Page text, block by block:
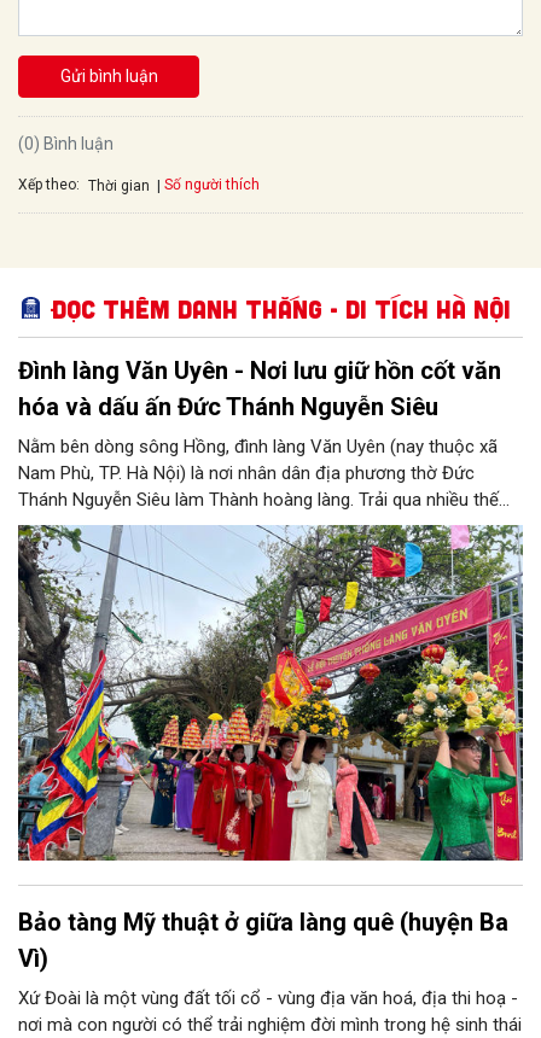
Gửi bình luận
(0) Bình luận
Xếp theo: Thời gian Số người thích
Đọc thêm Danh thắng - Di tích Hà Nội
Đình làng Văn Uyên - Nơi lưu giữ hồn cốt văn
hóa và dấu ấn Đức Thánh Nguyễn Siêu
Nằm bên dòng sông Hồng, đình làng Văn Uyên (nay thuộc xã
Nam Phù, TP. Hà Nội) là nơi nhân dân địa phương thờ Đức
Thánh Nguyễn Siêu làm Thành hoàng làng. Trải qua nhiều thế
hệ, ngôi đình không chỉ là không gian sinh hoạt tín ngưỡng của
cộng đồng dân cư mà còn lưu giữ nhiều giá trị lịch sử, văn hóa.
Bảo tàng Mỹ thuật ở giữa làng quê (huyện Ba
Vì)
Xứ Đoài là một vùng đất tối cổ - vùng địa văn hoá, địa thi hoạ -
nơi mà con người có thể trải nghiệm đời mình trong hệ sinh thái